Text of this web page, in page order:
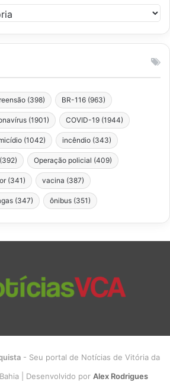
(398) BR-116 (963)
(1901) COVID-19 (1944)
(1042) incêndio (343)
(392) Operação policial (409)
(341) vacina (387)
(347) ônibus (351)
- Seu portal de Notícias de Vitória da
| Desenvolvido por Alex Rodrigues